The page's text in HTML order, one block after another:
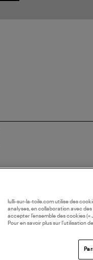
lulli-sur-la-toile.com utilise des
analyses, en collaboration avec
accepter l’ensemble des cookies
Pour en savoir plus sur l’utilisation